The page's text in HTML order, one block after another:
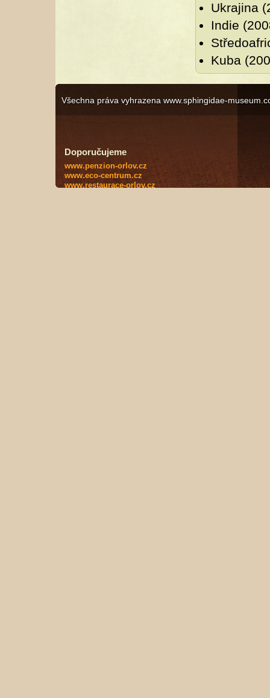
Ukrajina
Indie
Kuba
Všechna práva vyhrazena www.sphingidae-
Doporučujeme
www.penzion-orlov.cz
www.eco-centrum.cz
www.restaurace-orlov.cz